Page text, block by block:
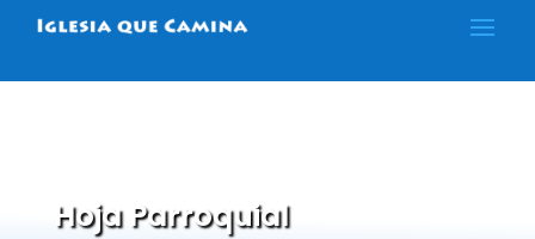
Hoja Parroquial